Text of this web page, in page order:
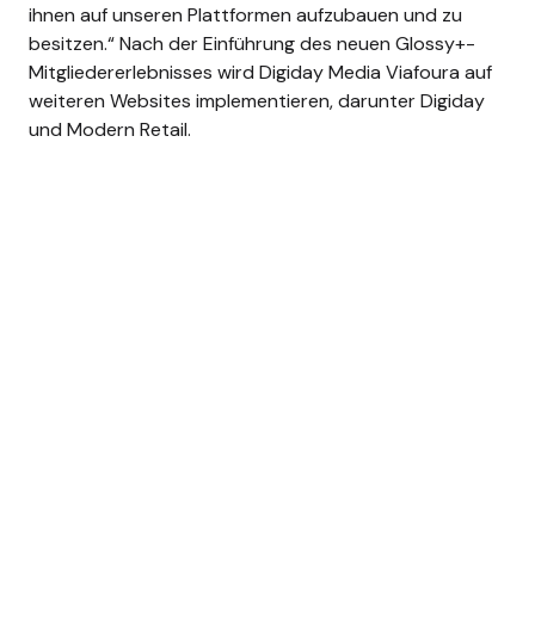
ihnen auf unseren Plattformen aufzubauen und zu
besitzen.“ Nach der Einführung des neuen Glossy+-
Mitgliedererlebnisses wird Digiday Media Viafoura auf
weiteren Websites implementieren, darunter Digiday
und Modern Retail.